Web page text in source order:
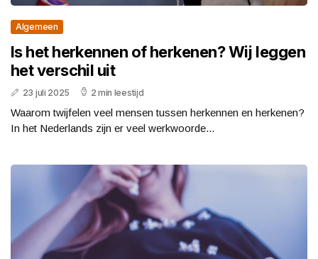
Algemeen
Is het herkennen of herkenen? Wij leggen
het verschil uit
23 juli 2025 2 min leestijd
Waarom twijfelen veel mensen tussen herkennen en herkenen?
In het Nederlands zijn er veel werkwoorde...